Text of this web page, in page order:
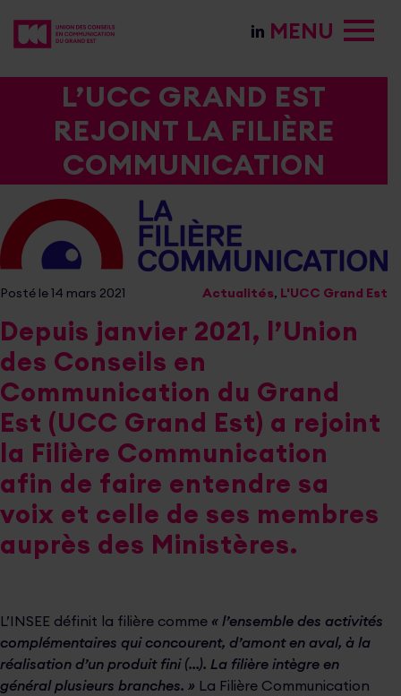
MENU
L’UCC GRAND EST
REJOINT LA FILIÈRE
COMMUNICATION
Posté le 14 mars 2021 Actualités, L'UCC Grand Est
Depuis janvier 2021, l’Union
des Conseils en
Communication du Grand
Est (UCC Grand Est) a rejoint
la Filière Communication
afin de faire entendre sa
voix et celle de ses membres
auprès des Ministères.
L’INSEE définit la filière comme « l’ensemble des activités
complémentaires qui concourent, d’amont en aval, à la
réalisation d’un produit fini (…). La filière intègre en
général plusieurs branches. » La Filière Communication